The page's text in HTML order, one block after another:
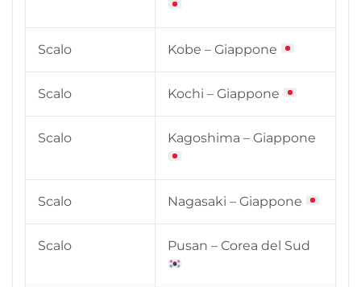
Scalo Kobe – Giappone
Scalo Kochi – Giappone
Scalo Kagoshima – Giappone
Scalo Nagasaki – Giappone
Scalo Pusan – Corea del Sud